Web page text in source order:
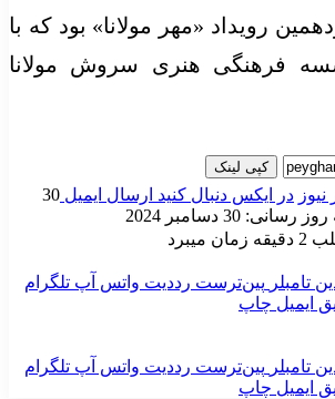
رویداد «مهر مولانا» بود که با
فرهنگی هنری سروش مولانا
کپی لینک
در ایکس دنبال کنید ارسال ایمیل 30
30 دسامبر 2024
‫تامبلر ‫پین‌ترست ‫رددیت واتس آپ تلگرام
ایمیل چاپ
‫تامبلر ‫پین‌ترست ‫رددیت واتس آپ تلگرام
ایمیل چاپ